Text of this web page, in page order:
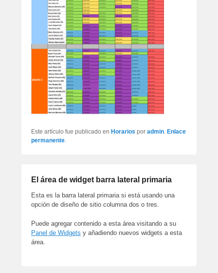
Este artículo fue publicado en Horarios por admin. Enlace
permanente.
El área de widget barra lateral primaria
Esta es la barra lateral primaria si está usando una
opción de diseño de sitio columna dos o tres.
Puede agregar contenido a esta área visitando a su
Panel de Widgets y añadiendo nuevos widgets a esta
área.